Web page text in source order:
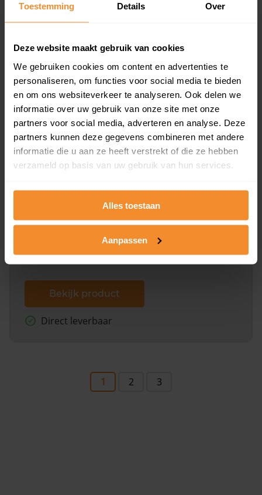
Toestemming Details Over
Deze website maakt gebruik van cookies
We gebruiken cookies om content en advertenties te
personaliseren, om functies voor social media te bieden
en om ons websiteverkeer te analyseren. Ook delen we
informatie over uw gebruik van onze site met onze
partners voor social media, adverteren en analyse. Deze
partners kunnen deze gegevens combineren met andere
informatie die u aan ze heeft verstrekt of die ze hebben
verzameld op basis van uw gebruik van hun services.
Alles toestaan
Aanpassen
en koopdatum) binnen een postcodegebied. Dit
inclusief een jaar lang gratis updates van nieuwe
Bekijk product
Direct leverbaar
Kadastrale kaart pakket
Alleen globale ligging perceel
omliggende percelen met de kadastrale erfgrenzen,
dit inclusief de luchtfoto!
Bekijk product
Direct leverbaar
1 2 3